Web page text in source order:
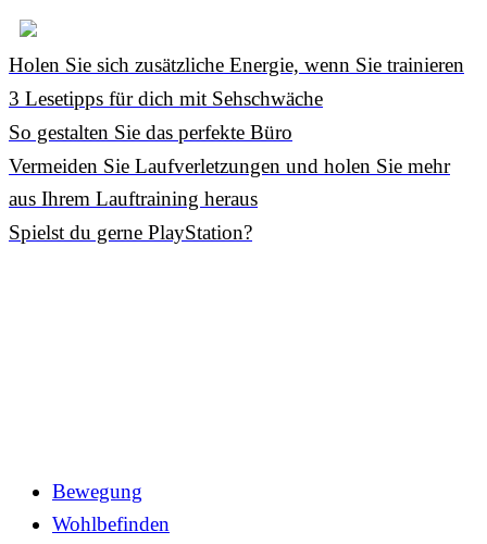
Holen Sie sich zusätzliche Energie, wenn Sie trainieren
3 Lesetipps für dich mit Sehschwäche
So gestalten Sie das perfekte Büro
Vermeiden Sie Laufverletzungen und holen Sie mehr
aus Ihrem Lauftraining heraus
Spielst du gerne PlayStation?
Bewegung
Wohlbefinden